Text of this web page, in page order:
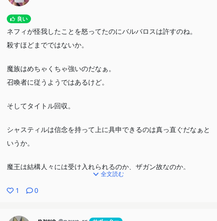
良い
ネフィが怪我したことを怒ってたのにバルバロスは許すのね。
殺すほどまでではないか。
魔族はめちゃくちゃ強いのだなぁ。
召喚者に従うようではあるけど。
そしてタイトル回収。
シャスティルは信念を持って上に具申できるのは真っ直ぐだなぁと
いうか。
魔王は結構人々には受け入れられるのか、ザガン故なのか。
色々動き出しそうではある。
全文読む
1 0